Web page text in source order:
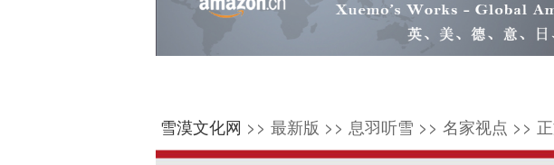
雪漠文化网 >> 最新版 >> 息羽听雪 >> 名家视点 >>